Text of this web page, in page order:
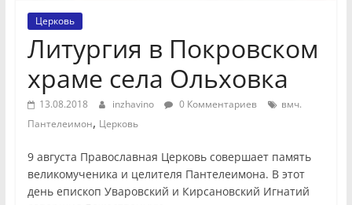
Церковь
Литургия в Покровском
храме села Ольховка
13.08.2018 inzhavino 0 Комментариев
вмч.
Пантелеимон, Церковь
9 августа Православная Церковь совершает память
великомученика и целителя Пантелеимона. В этот
день епископ Уваровский и Кирсановский Игнатий